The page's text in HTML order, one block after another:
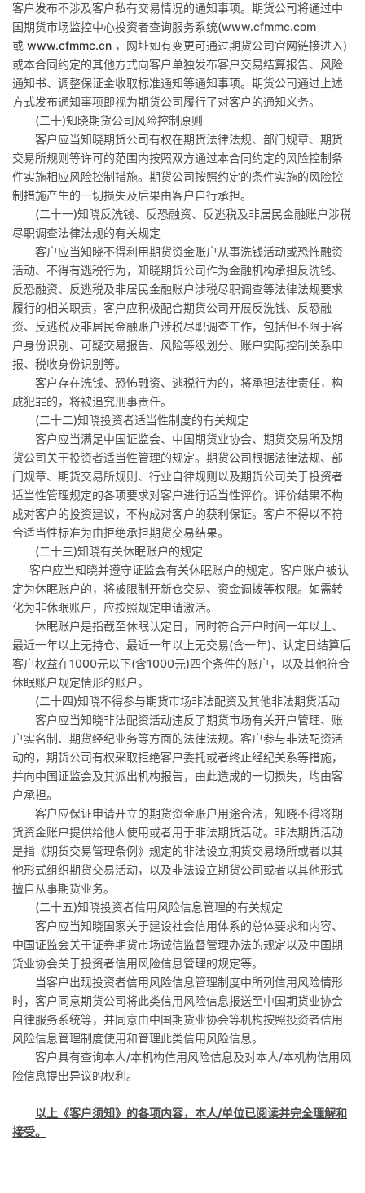
客户发布不涉及客户私有交易情况的通知事项。期货公司将通过中
国期货市场监控中心投资者查询服务系统(www.cfmmc.com
或 www.cfmmc.cn ，网址如有变更可通过期货公司官网链接进入)
或本合同约定的其他方式向客户单独发布客户交易结算报告、风险
通知书、调整保证金收取标准通知等通知事项。期货公司通过上述
方式发布通知事项即视为期货公司履行了对客户的通知义务。
(二十)知晓期货公司风险控制原则
客户应当知晓期货公司有权在期货法律法规、部门规章、期货
交易所规则等许可的范围内按照双方通过本合同约定的风险控制条
件实施相应风险控制措施。期货公司按照约定的条件实施的风险控
制措施产生的一切损失及后果由客户自行承担。
(二十一)知晓反洗钱、反恐融资、反逃税及非居民金融账户涉税
尽职调查法律法规的有关规定
客户应当知晓不得利用期货资金账户从事洗钱活动或恐怖融资
活动、不得有逃税行为，知晓期货公司作为金融机构承担反洗钱、
反恐融资、反逃税及非居民金融账户涉税尽职调查等法律法规要求
履行的相关职责，客户应积极配合期货公司开展反洗钱、反恐融
资、反逃税及非居民金融账户涉税尽职调查工作，包括但不限于客
户身份识别、可疑交易报告、风险等级划分、账户实际控制关系申
报、税收身份识别等。
客户存在洗钱、恐怖融资、逃税行为的，将承担法律责任，构
成犯罪的，将被追究刑事责任。
(二十二)知晓投资者适当性制度的有关规定
客户应当满足中国证监会、中国期货业协会、期货交易所及期
货公司关于投资者适当性管理的规定。期货公司根据法律法规、部
门规章、期货交易所规则、行业自律规则以及期货公司关于投资者
适当性管理规定的各项要求对客户进行适当性评价。评价结果不构
成对客户的投资建议，不构成对客户的获利保证。客户不得以不符
合适当性标准为由拒绝承担期货交易结果。
(二十三)知晓有关休眠账户的规定
客户应当知晓并遵守证监会有关休眠账户的规定。客户账户被认
定为休眠账户的，将被限制开新仓交易、资金调拨等权限。如需转
化为非休眠账户，应按照规定申请激活。
休眠账户是指截至休眠认定日，同时符合开户时间一年以上、
最近一年以上无持仓、最近一年以上无交易(含一年)、认定日结算后
客户权益在1000元以下(含1000元)四个条件的账户，以及其他符合
休眠账户规定情形的账户。
(二十四)知晓不得参与期货市场非法配资及其他非法期货活动
客户应当知晓非法配资活动违反了期货市场有关开户管理、账
户实名制、期货经纪业务等方面的法律法规。客户参与非法配资活
动的，期货公司有权采取拒绝客户委托或者终止经纪关系等措施，
并向中国证监会及其派出机构报告，由此造成的一切损失，均由客
户承担。
客户应保证申请开立的期货资金账户用途合法，知晓不得将期
货资金账户提供给他人使用或者用于非法期货活动。非法期货活动
是指《期货交易管理条例》规定的非法设立期货交易场所或者以其
他形式组织期货交易活动，以及非法设立期货公司或者以其他形式
擅自从事期货业务。
(二十五)知晓投资者信用风险信息管理的有关规定
客户应当知晓国家关于建设社会信用体系的总体要求和内容、
中国证监会关于证券期货市场诚信监督管理办法的规定以及中国期
货业协会关于投资者信用风险信息管理的规定等。
当客户出现投资者信用风险信息管理制度中所列信用风险情形
时，客户同意期货公司将此类信用风险信息报送至中国期货业协会
自律服务系统等，并同意由中国期货业协会等机构按照投资者信用
风险信息管理制度使用和管理此类信用风险信息。
客户具有查询本人/本机构信用风险信息及对本人/本机构信用风
险信息提出异议的权利。
以上《客户须知》的各项内容，本人/单位已阅读并完全理解和
接受。